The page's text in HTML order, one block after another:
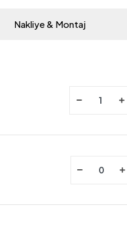
Nakliye & Montaj